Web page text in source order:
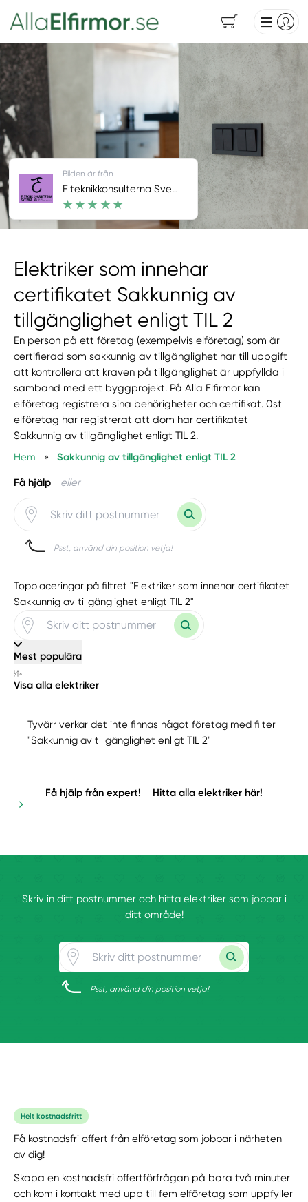
Elektriker som innehar
certifikatet Sakkunnig av
tillgänglighet enligt TIL 2
En person på ett företag (exempelvis elföretag) som är
certifierad som sakkunnig av tillgänglighet har till uppgift
att kontrollera att kraven på tillgänglighet är uppfyllda i
samband med ett byggprojekt. På Alla Elfirmor kan
elföretag registrera sina behörigheter och certifikat. 0st
elföretag har registrerat att dom har certifikatet
Sakkunnig av tillgänglighet enligt TIL 2.
Hem
» Sakkunnig av tillgänglighet enligt TIL 2
Få hjälp eller
Psst, använd din position vetja!
Bilden är från
Elteknikkonsulterna Sverige AB
Topplaceringar på filtret "Elektriker som innehar certifikatet
Sakkunnig av tillgänglighet enligt TIL 2"
Mest populära
Visa alla elektriker
Tyvärr verkar det inte finnas något företag med filter
"Sakkunnig av tillgänglighet enligt TIL 2"
Få hjälp från expert! Hitta alla elektriker här!
Skriv in ditt postnummer och hitta elektriker som jobbar i
ditt område!
Psst, använd din position vetja!
Helt kostnadsfritt
Få kostnadsfri offert från elföretag som jobbar i närheten
av dig!
Skapa en kostnadsfri offertförfrågan på bara två minuter
och kom i kontakt med upp till fem elföretag som uppfyller